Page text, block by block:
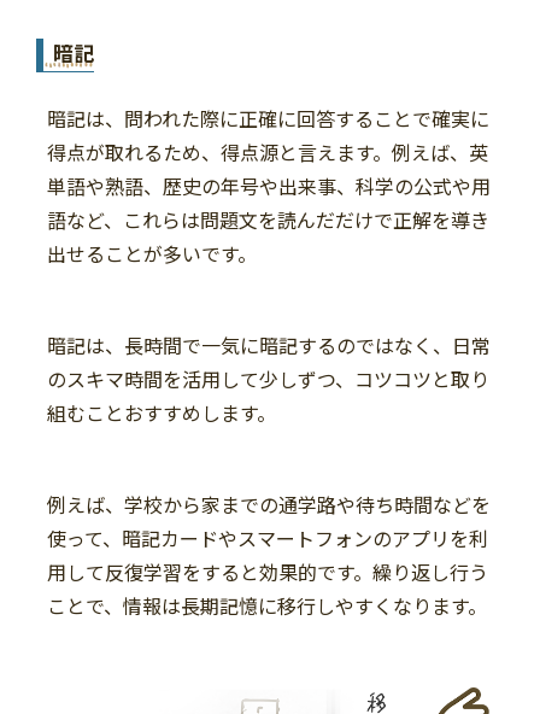
暗記
暗記は、問われた際に正確に回答することで確実に
得点が取れるため、得点源と言えます。例えば、英
単語や熟語、歴史の年号や出来事、科学の公式や用
語など、これらは問題文を読んだだけで正解を導き
出せることが多いです。
暗記は、長時間で一気に暗記するのではなく、日常
のスキマ時間を活用して少しずつ、コツコツと取り
組むことおすすめします。
例えば、学校から家までの通学路や待ち時間などを
使って、暗記カードやスマートフォンのアプリを利
用して反復学習をすると効果的です。繰り返し行う
ことで、情報は長期記憶に移行しやすくなります。